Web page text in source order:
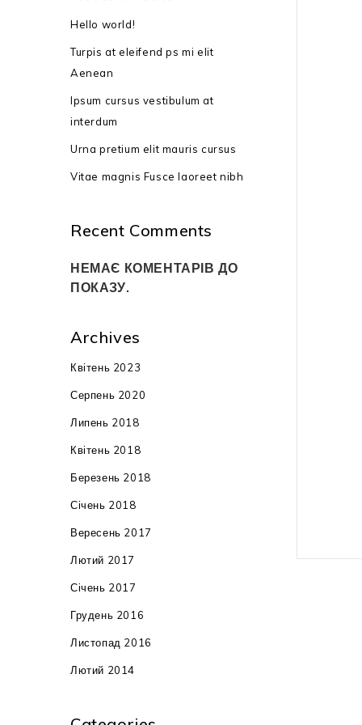
Hello world!
Turpis at eleifend ps mi elit
Aenean
Ipsum cursus vestibulum at
interdum
Urna pretium elit mauris cursus
Vitae magnis Fusce laoreet nibh
Recent Comments
НЕМАЄ КОМЕНТАРІВ ДО
ПОКАЗУ.
Archives
Квітень 2023
Серпень 2020
Липень 2018
Квітень 2018
Березень 2018
Січень 2018
Вересень 2017
Лютий 2017
Січень 2017
Грудень 2016
Листопад 2016
Лютий 2014